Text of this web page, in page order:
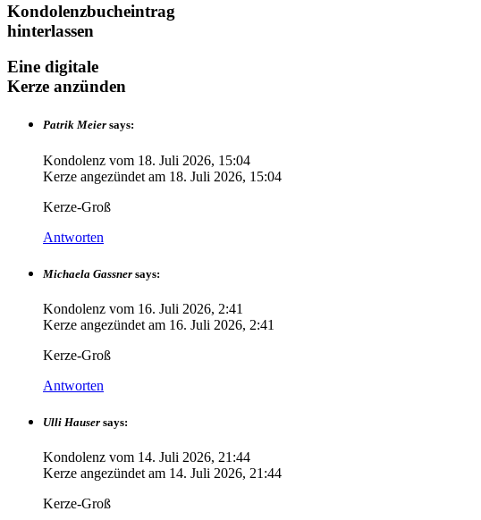
Kondolenzbucheintrag
hinterlassen
Eine digitale
Kerze anzünden
Patrik Meier says:
Kondolenz vom 18. Juli 2026, 15:04
Kerze angezündet am 18. Juli 2026, 15:04
Kerze-Groß
Antworten
Michaela Gassner says:
Kondolenz vom 16. Juli 2026, 2:41
Kerze angezündet am 16. Juli 2026, 2:41
Kerze-Groß
Antworten
Ulli Hauser says:
Kondolenz vom 14. Juli 2026, 21:44
Kerze angezündet am 14. Juli 2026, 21:44
Kerze-Groß